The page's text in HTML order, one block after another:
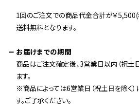
1回のご注文での商品代金合計が￥
送料無料となります。
お届けまでの期間
商品はご注文確定後、3営業日以内（祝土
ます。
※商品によっては6営業日（祝土日を除く
す。ご了承ください。